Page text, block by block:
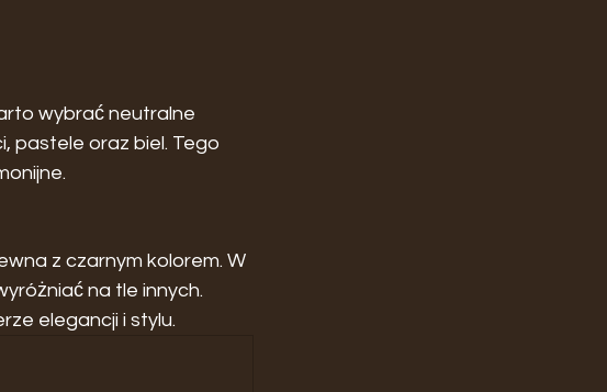
wybrać neutralne
pastele oraz biel. Tego
z czarnym kolorem. W
na tle innych.
elegancji i stylu.